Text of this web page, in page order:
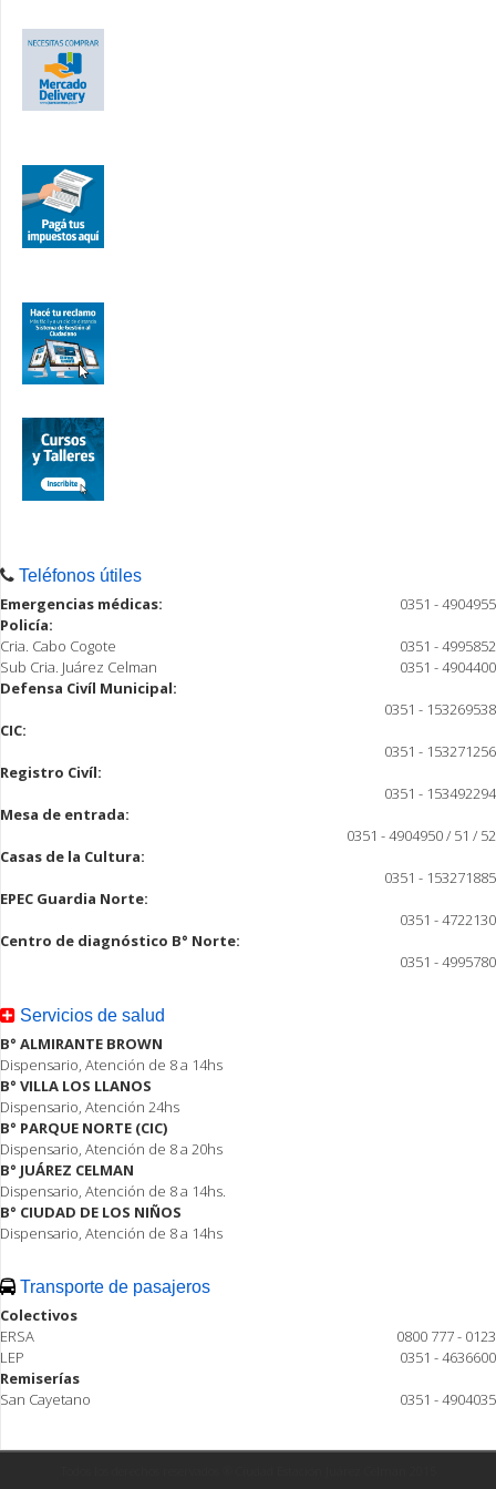
Teléfonos útiles
Emergencias médicas:
0351 - 4904955
Policía:
Cria. Cabo Cogote
0351 - 4995852
Sub Cria. Juárez Celman
0351 - 4904400
Defensa Civíl Municipal:
0351 - 153269538
CIC:
0351 - 153271256
Registro Civíl:
0351 - 153492294
Mesa de entrada:
0351 - 4904950 / 51 / 52
Casas de la Cultura:
0351 - 153271885
EPEC Guardia Norte:
0351 - 4722130
Centro de diagnóstico B° Norte:
0351 - 4995780
Servicios de salud
B° ALMIRANTE BROWN
Dispensario, Atención de 8 a 14hs
B° VILLA LOS LLANOS
Dispensario, Atención 24hs
B° PARQUE NORTE (CIC)
Dispensario, Atención de 8 a 20hs
B° JUÁREZ CELMAN
Dispensario, Atención de 8 a 14hs.
B° CIUDAD DE LOS NIÑOS
Dispensario, Atención de 8 a 14hs
Transporte de pasajeros
Colectivos
ERSA
0800 777 - 0123
LEP
0351 - 4636600
Remiserías
San Cayetano
0351 - 4904035